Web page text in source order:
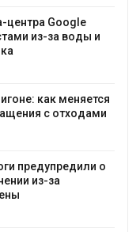
Google
из-за воды и
как меняется
с отходами
о
из-за